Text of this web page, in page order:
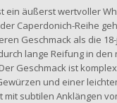
ein äußerst wertvoller
Caperdonich-Reihe
Geschmack als die
lange Reifung in den
Geschmack ist
und einer
mit subtilen Anklängen